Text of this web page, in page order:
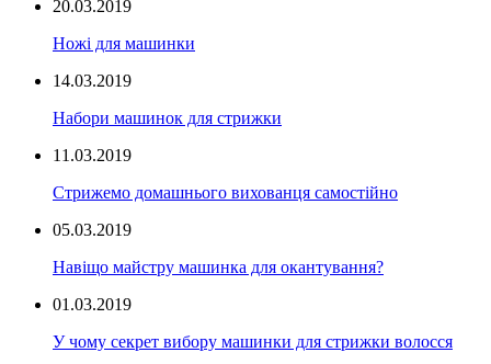
20.03.2019
Ножі для машинки
14.03.2019
Набори машинок для стрижки
11.03.2019
Стрижемо домашнього вихованця самостійно
05.03.2019
Навіщо майстру машинка для окантування?
01.03.2019
У чому секрет вибору машинки для стрижки волосся